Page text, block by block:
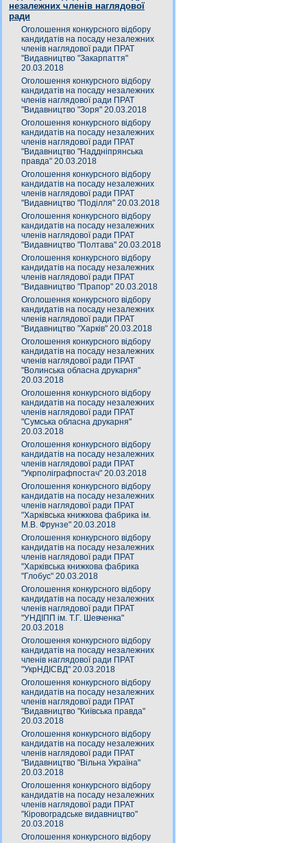
незалежних членів наглядової
ради
Оголошення конкурсного відбору
кандидатів на посаду незалежних
членів наглядової ради ПРАТ
"Видавництво "Закарпаття"
20.03.2018
Оголошення конкурсного відбору
кандидатів на посаду незалежних
членів наглядової ради ПРАТ
"Видавництво "Зоря" 20.03.2018
Оголошення конкурсного відбору
кандидатів на посаду незалежних
членів наглядової ради ПРАТ
"Видавництво "Наддніпрянська
правда" 20.03.2018
Оголошення конкурсного відбору
кандидатів на посаду незалежних
членів наглядової ради ПРАТ
"Видавництво "Поділля" 20.03.2018
Оголошення конкурсного відбору
кандидатів на посаду незалежних
членів наглядової ради ПРАТ
"Видавництво "Полтава" 20.03.2018
Оголошення конкурсного відбору
кандидатів на посаду незалежних
членів наглядової ради ПРАТ
"Видавництво "Прапор" 20.03.2018
Оголошення конкурсного відбору
кандидатів на посаду незалежних
членів наглядової ради ПРАТ
"Видавництво "Харків" 20.03.2018
Оголошення конкурсного відбору
кандидатів на посаду незалежних
членів наглядової ради ПРАТ
"Волинська обласна друкарня"
20.03.2018
Оголошення конкурсного відбору
кандидатів на посаду незалежних
членів наглядової ради ПРАТ
"Сумська обласна друкарня"
20.03.2018
Оголошення конкурсного відбору
кандидатів на посаду незалежних
членів наглядової ради ПРАТ
"Укрполіграфпостач" 20.03.2018
Оголошення конкурсного відбору
кандидатів на посаду незалежних
членів наглядової ради ПРАТ
"Харківська книжкова фабрика ім.
М.В. Фрунзе" 20.03.2018
Оголошення конкурсного відбору
кандидатів на посаду незалежних
членів наглядової ради ПРАТ
"Харківська книжкова фабрика
"Глобус" 20.03.2018
Оголошення конкурсного відбору
кандидатів на посаду незалежних
членів наглядової ради ПРАТ
"УНДІПП ім. Т.Г. Шевченка"
20.03.2018
Оголошення конкурсного відбору
кандидатів на посаду незалежних
членів наглядової ради ПРАТ
"УкрНДІСВД" 20.03.2018
Оголошення конкурсного відбору
кандидатів на посаду незалежних
членів наглядової ради ПРАТ
"Видавництво "Київська правда"
20.03.2018
Оголошення конкурсного відбору
кандидатів на посаду незалежних
членів наглядової ради ПРАТ
"Видавництво "Вільна Україна"
20.03.2018
Оголошення конкурсного відбору
кандидатів на посаду незалежних
членів наглядової ради ПРАТ
"Кіровоградське видавництво"
20.03.2018
Оголошення конкурсного відбору